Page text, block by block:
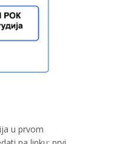
u prvom